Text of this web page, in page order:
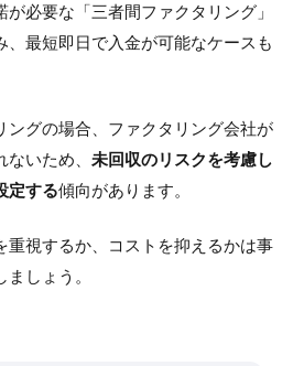
必要な「三者間ファクタリング」
、最短即日で入金が可能なケースも
ングの場合、ファクタリング会社が
いため、 未回収のリスクを考慮し
定する傾向があります。
重視するか、コストを抑えるかは事
しょう。